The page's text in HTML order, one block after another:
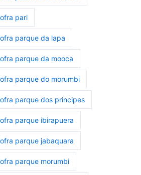
pari
parque da lapa
parque da mooca
parque do morumbi
parque dos principes
parque ibirapuera
parque jabaquara
parque morumbi